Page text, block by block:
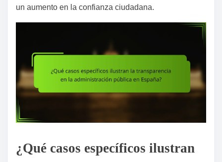
un aumento en la confianza ciudadana.
¿Qué casos específicos ilustran